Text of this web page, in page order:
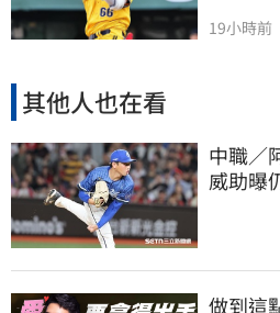
19小時前
其他人也在看
中職／
威助曝
做到這